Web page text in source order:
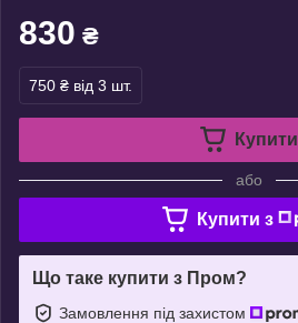
830 ₴
750 ₴ від 3 шт.
Купити
або
Купити з
Що таке купити з Пром?
Замовлення під захистом